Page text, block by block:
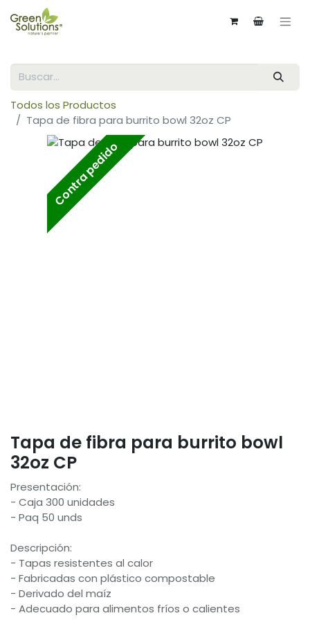
Todos los Productos
Tapa de fibra para burrito bowl 32oz CP
Contra pedido
Tapa de fibra para burrito bowl
32oz CP
Presentación:
- Caja 300 unidades
- Paq 50 unds
Descripción:
- Tapas resistentes al calor
- Fabricadas con plástico compostable
- Derivado del maíz
- Adecuado para alimentos fríos o calientes